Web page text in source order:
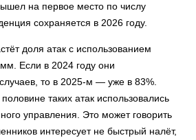
на первое место по числу
сохраняется в 2026 году.
доля атак с использованием
Если в 2024 году они
то в 2025-м — уже в 83%.
таких атак использовались
управления. Это может говорить
интересует не быстрый налёт,